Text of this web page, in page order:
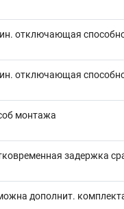
отключающая
отключающая
монтажа
задержка
дополнит.